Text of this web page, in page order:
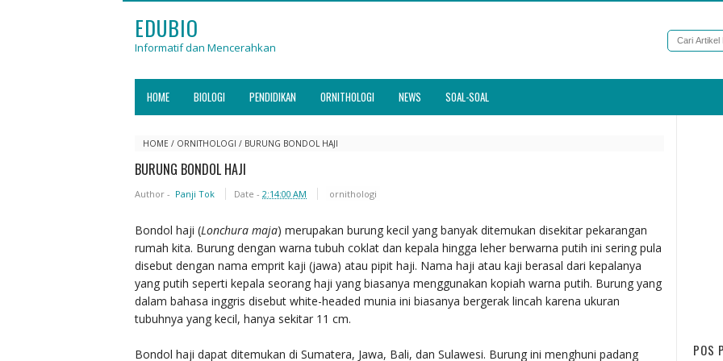
EDUBIO
Informatif dan Mencerahkan
HOME BIOLOGI PENDIDIKAN ORNITHOLOGI NEWS SOAL-SOAL
HOME / ORNITHOLOGI / BURUNG BONDOL HAJI
BURUNG BONDOL HAJI
Author - Panji Tok Date - 2:14:00 AM ornithologi
Bondol haji (Lonchura maja) merupakan burung kecil yang banyak ditemukan disekitar pekarangan
rumah kita. Burung dengan warna tubuh coklat dan kepala hingga leher berwarna putih ini sering pula
disebut dengan nama emprit kaji (jawa) atau pipit haji. Nama haji atau kaji berasal dari kepalanya
yang putih seperti kepala seorang haji yang biasanya menggunakan kopiah warna putih. Burung yang
dalam bahasa inggris disebut white-headed munia ini biasanya bergerak lincah karena ukuran
tubuhnya yang kecil, hanya sekitar 11 cm.
Bondol haji dapat ditemukan di Sumatera, Jawa, Bali, dan Sulawesi. Burung ini menghuni padang
POS